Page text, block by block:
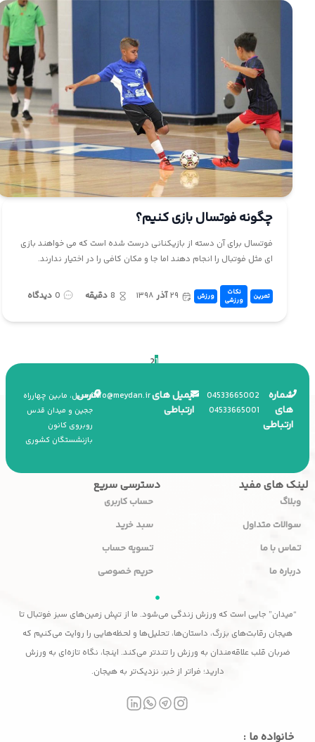
چگونه فوتسال بازی کنیم؟
فوتسال برای آن دسته از بازیکنانی درست شده است که می خواهند بازی
ای مثل فوتبال را انجام دهند اما جا و مکان کافی را در اختیار ندارند.
تمرین
نکات
ورزشی
ورزش ۲۹ آذر ۱۳۹۸ 8 دقیقه 0 دیدگاه
1
2
شماره
های
ارتباطی
04533665002
04533665001
ایمیل های
ارتباطی
info@meydan.ir آدرس
اردبیل، مابین چهارراه
ججین و میدان قدس
روبروی کانون
بازنشستگان کشوری
لینک های مفید
وبلاگ
سوالات متداول
تماس با ما
درباره ما
دسترسی سریع
حساب کاربری
سبد خرید
تسویه حساب
حریم خصوصی
“میدان” جایی است که ورزش زندگی می‌شود. ما از تپش زمین‌های سبز فوتبال تا
هیجان رقابت‌های بزرگ، داستان‌ها، تحلیل‌ها و لحظه‌هایی را روایت می‌کنیم که
ضربان قلب علاقه‌مندان به ورزش را تندتر می‌کند. اینجا، نگاه تازه‌ای به ورزش
دارید؛ فراتر از خبر، نزدیک‌تر به هیجان.
خانواده ما :